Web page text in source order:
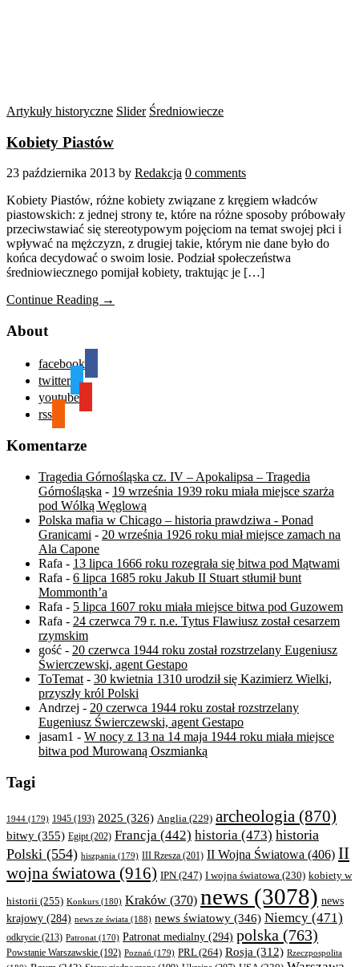
Artykuły historyczne Slider Średniowiecze
Kobiety Piastów
23 października 2013 by Redakcja 0 comments
Kobiety Piastów, różne kobiety związane z kręgiem władców
piastowskich: z jednej strony te, które na różne sposoby próbowały
przeciwstawiać się stereotypowym pojęciom na temat swojej płci i
wpływać na mężczyzn, z drugiej takie, którym nie dane było do
końca decydować o swoim losie. Podział społeczeństwa
średniowiecznego pomijał kobiety, traktując je […]
Continue Reading →
About
facebook
twitter
youtube
rss
Komentarze
Tragedia Górnośląska cz. IV – Apokalipsa – Tragedia
Górnośląska - 19 września 1939 roku miała miejsce szarża
pod Wólką Węglową
Polska mafia w Chicago – historia prawdziwa - Ponad
Granicami - 20 września 1926 roku miał miejsce zamach na
Ala Capone
Rafa - 13 lipca 1666 roku rozegrała się bitwa pod Mątwami
Rafa - 6 lipca 1685 roku Jakub II Stuart stłumił bunt
Mommonth’a
Rafa - 5 lipca 1607 roku miała miejsce bitwa pod Guzowem
Rafa - 24 czerwca 79 r. n.e. Tytus Flawiusz został cesarzem
rzymskim
gość - 20 czerwca 1944 roku został rozstrzelany Eugeniusz
Świerczewski, agent Gestapo
ToTemat - 30 kwietnia 1310 urodził się Kazimierz Wielki,
przyszły król Polski
Andrzej - 20 czerwca 1944 roku został rozstrzelany
Eugeniusz Świerczewski, agent Gestapo
jasam1 - W nocy z 13 na 14 maja 1944 roku miała miejsce
bitwa pod Murowaną Oszmianką
Tagi
1944 (179) 1945 (193) 2025 (326) Anglia (229) archeologia (870)
bitwy (355) Egipt (202) Francja (442) historia (473) historia
Polski (554) hiszpania (179) III Rzesza (201) II Wojna Światowa (406) II
wojna światowa (916) IPN (247) I wojna światowa (230) kobiety w
historii (255) Konkurs (180) Kraków (370) news (3078) news
krajowy (284) news ze świata (188) news światowy (346) Niemcy (471)
odkrycie (213) Patronat (170) Patronat medialny (294) polska (763)
Powstanie Warszawskie (192) Poznań (179) PRL(264) Rosja (312) Rzeczpospolita